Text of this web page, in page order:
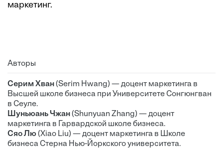
маркетинг.
Авторы
Серим Хван(Serim Hwang) — доцент маркетинга в
Высшей школе бизнеса при Университете Сонгюнгван
в Сеуле.
Шуньюань Чжан(Shunyuan Zhang) — доцент
маркетинга в Гарвардской школе бизнеса.
Сяо Лю(Xiao Liu) — доцент маркетинга в Школе
бизнеса Стерна Нью-Йоркского университета.